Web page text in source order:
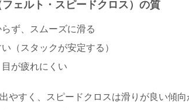
ェルト・スピードクロス）の質
ず、スムーズに滑る
（スタックが安定する）
が疲れにくい
やすく、スピードクロスは滑りが良い傾